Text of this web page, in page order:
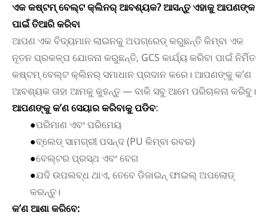
ଏକ କଷ୍ଟମ୍ ବେଲ୍ଟ କ୍ଲିନର୍ ଆବଶ୍ୟକ? ଆସନ୍ତୁ ଏହାକୁ ଆପଣଙ୍କ
ପାଇଁ ତିଆରି କରିବା
ଆପଣ ଏକ ବିଦ୍ୟମାନ ଲାଇନକୁ ଅପଗ୍ରେଡ୍ କରୁଛନ୍ତି କିମ୍ବା ଏକ
ନୂତନ ପ୍ରକଳ୍ପ ଯୋଜନା କରୁଛନ୍ତି, GCS କାର୍ଯ୍ୟ କରିବା ପାଇଁ ନିର୍ମିତ
କଷ୍ଟମ୍ ବେଲ୍ଟ କ୍ଲିନର୍ ସମାଧାନ ପ୍ରଦାନ କରେ। ଆପଣଙ୍କୁ କ’ଣ
ଆବଶ୍ୟକ ତାହା ଆମକୁ କୁହନ୍ତୁ — ବାକି ସବୁ ଆମେ ପରିଚାଳନା କରିବୁ।
ଆପଣଙ୍କୁ କ’ଣ ସେୟାର କରିବାକୁ ପଡିବ:
●ପରିମାଣ ଏବଂ ପରିମେୟ
●ବ୍ଲେଡ୍ ସାମଗ୍ରୀ ପସନ୍ଦ (PU କିମ୍ବା ରବର)
●ବେଲ୍ଟର ପ୍ରସ୍ଥ ଏବଂ ବେଗ
●ଯଦି ଉପଲବ୍ଧ ଥାଏ, ତେବେ ଡିଜାଇନ୍ ଫାଇଲ୍ ଅପଲୋଡ୍
କରନ୍ତୁ।
କ’ଣ ଆଶା କରିବେ: